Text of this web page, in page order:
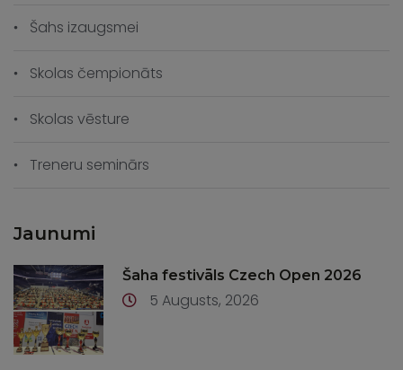
Šahs izaugsmei
Skolas čempionāts
Skolas vēsture
Treneru seminārs
Jaunumi
Šaha festivāls Czech Open 2026
5 Augusts, 2026